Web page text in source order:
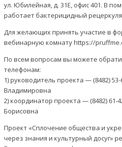
ул. Юбилейная, д. 31Е, офис 401. В
работает бактерицидный
Для желающих принять участие в
вебинарную комнату https://
По всем вопросам вы можете
телефонам:
1) руководитель проекта — (8482)
Владимировна
2) координатор проекта — (8482)
Борисовна
Проект «Сплочение общества и
через знания и культурный досуг»